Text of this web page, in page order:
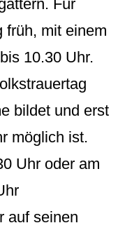
Für
früh, mit einem
10.30 Uhr.
bildet und erst
möglich ist.
Uhr oder am
auf seinen